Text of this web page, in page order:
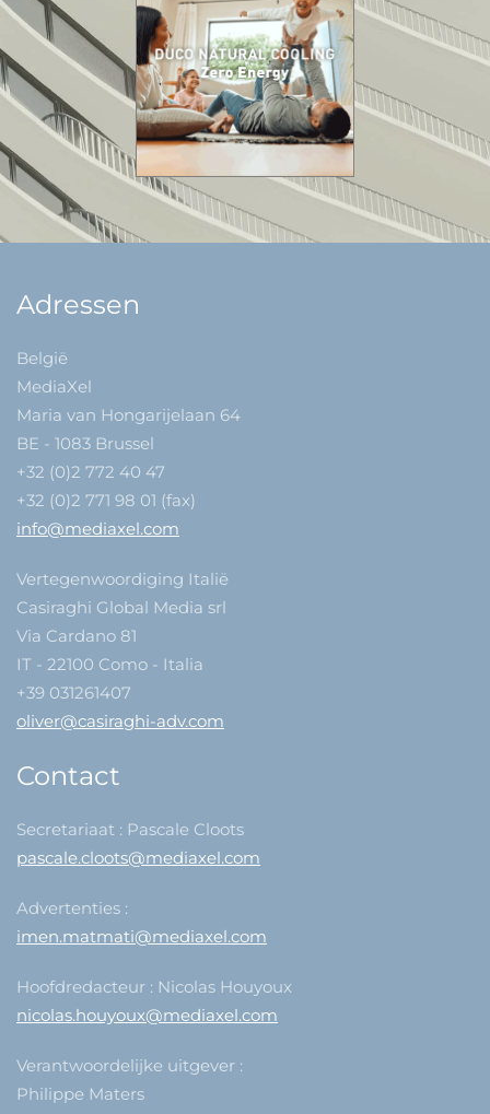
Adressen
België
MediaXel
Maria van Hongarijelaan 64
BE - 1083 Brussel
+32 (0)2 772 40 47
+32 (0)2 771 98 01 (fax)
info@mediaxel.com
Vertegenwoordiging Italië
Casiraghi Global Media srl
Via Cardano 81
IT - 22100 Como - Italia
+39 031261407
oliver@casiraghi-adv.com
Contact
Secretariaat : Pascale Cloots
pascale.cloots@mediaxel.com
Advertenties :
imen.matmati@mediaxel.com
Hoofdredacteur : Nicolas Houyoux
nicolas.houyoux@mediaxel.com
Verantwoordelijke uitgever :
Philippe Maters